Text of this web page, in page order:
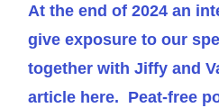
At the end of 2024 an
give exposure to our
together with Jiffy and
article here. Peat-free